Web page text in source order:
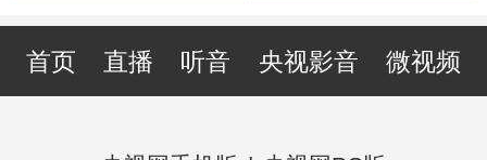
首页 直播 听音 央视影音 微视频